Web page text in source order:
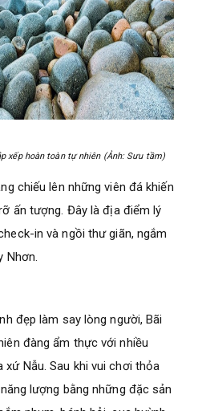
xếp hoàn toàn tự nhiên (Ảnh: Sưu tầm)
chiếu lên những viên đá khiến
ấn tượng. Đây là địa điểm lý
in và ngồi thư giãn, ngắm
Nhơn.
đẹp làm say lòng người, Bãi
đàng ẩm thực với nhiều
Nẫu. Sau khi vui chơi thỏa
lượng bằng những đặc sản